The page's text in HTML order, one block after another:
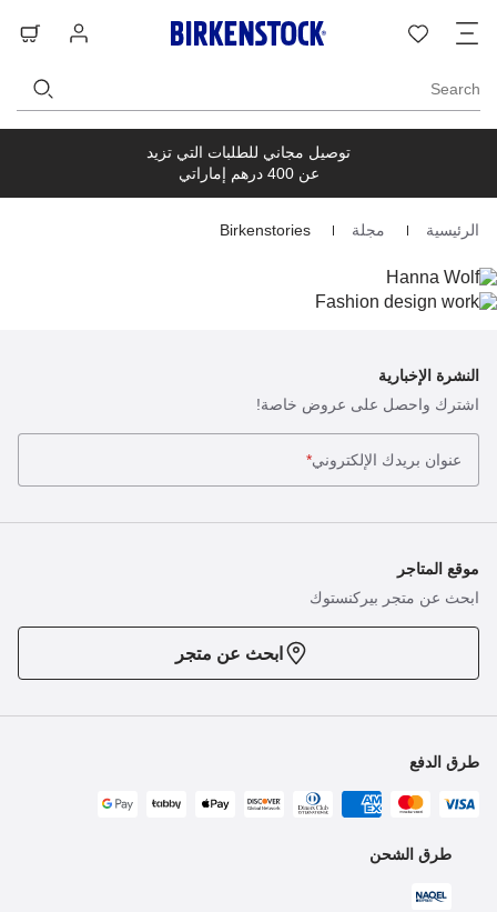
الدخول
Search
توصيل مجاني للطلبات التي تزيد
عن 400 درهم إماراتي
Homepage الرئيسية مجلة Birkenstories
النشرة الإخبارية
اشترك واحصل على عروض خاصة!
عنوان بريدك الإلكتروني*
موقع المتاجر
ابحث عن متجر بيركنستوك
ابحث عن متجر
طرق الدفع
طرق الشحن